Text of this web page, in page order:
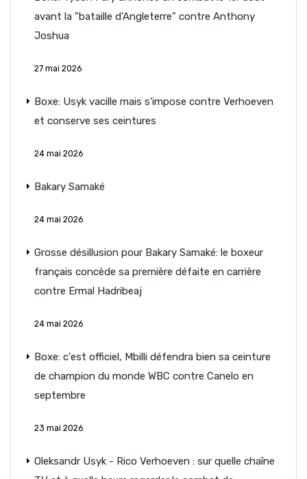
avant la "bataille d'Angleterre" contre Anthony
Joshua
27 mai 2026
Boxe: Usyk vacille mais s'impose contre Verhoeven
et conserve ses ceintures
24 mai 2026
Bakary Samaké
24 mai 2026
Grosse désillusion pour Bakary Samaké: le boxeur
français concède sa première défaite en carrière
contre Ermal Hadribeaj
24 mai 2026
Boxe: c'est officiel, Mbilli défendra bien sa ceinture
de champion du monde WBC contre Canelo en
septembre
23 mai 2026
Oleksandr Usyk - Rico Verhoeven : sur quelle chaîne